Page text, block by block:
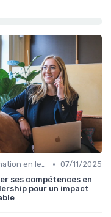
Formation en leadership • 07/11/2025
ses compétences en
pour un impact